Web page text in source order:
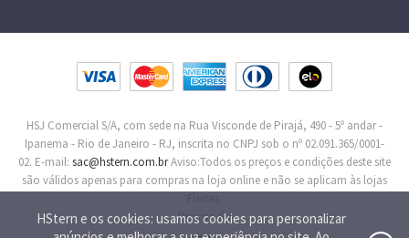
HStern e os cookies: usamos cookies para personalizar
HSJ Comercial S/A, com sede na Rua Visconde de Pirajá, 490 - 5º andar -
Ipanema - Rio de Janeiro - RJ, inscrita no CNPJ sob o nº 02.091.365/0001-
02. E-mail: sac@hstern.com.brAviso:Todos os preços e condições deste site
são válidos apenas para compras na loja online e não se aplicam às lojas
Procon-RJ